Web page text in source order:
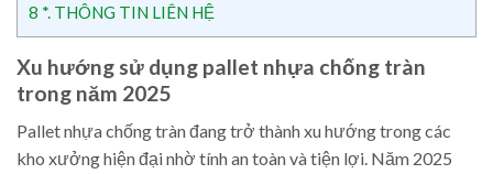
8 *. THÔNG TIN LIÊN HỆ
Xu hướng sử dụng pallet nhựa chống tràn
trong năm 2025
Pallet nhựa chống tràn đang trở thành xu hướng trong các
kho xưởng hiện đại nhờ tính an toàn và tiện lợi. Năm 2025